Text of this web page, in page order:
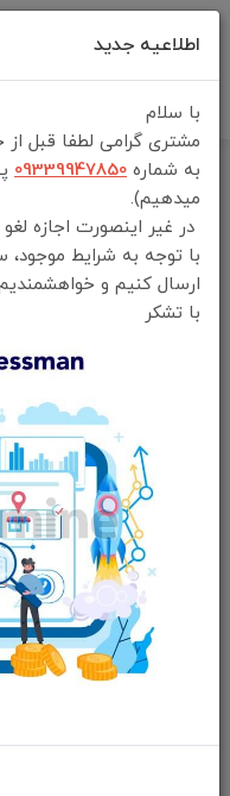
خانه
فهرست محصولات
mini body
اطلاعیه جدید
با سلام
مشتری گرامی لطفا قبل
به شماره 09339947850
میدهیم).
در غیر اینصورت اجازه
با توجه به شرایط
ارسال کنیم و
با تشکر